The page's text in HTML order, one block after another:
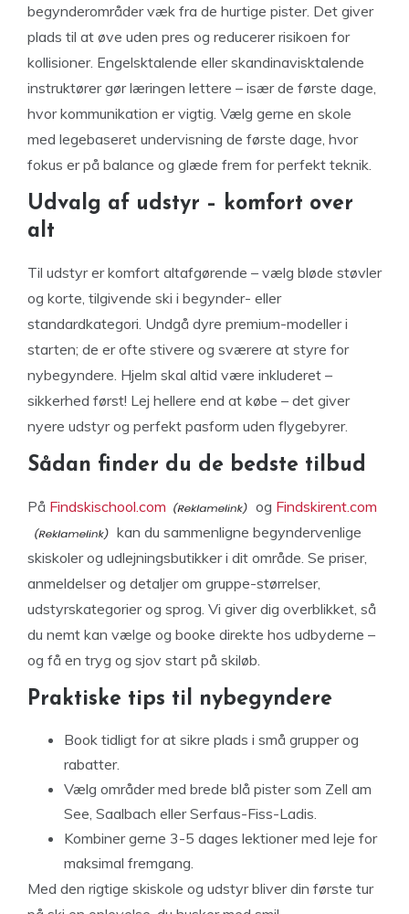
begynderområder væk fra de hurtige pister. Det giver
plads til at øve uden pres og reducerer risikoen for
kollisioner. Engelsktalende eller skandinavisktalende
instruktører gør læringen lettere – især de første dage,
hvor kommunikation er vigtig. Vælg gerne en skole
med legebaseret undervisning de første dage, hvor
fokus er på balance og glæde frem for perfekt teknik.
Udvalg af udstyr – komfort over
alt
Til udstyr er komfort altafgørende – vælg bløde støvler
og korte, tilgivende ski i begynder- eller
standardkategori. Undgå dyre premium-modeller i
starten; de er ofte stivere og sværere at styre for
nybegyndere. Hjelm skal altid være inkluderet –
sikkerhed først! Lej hellere end at købe – det giver
nyere udstyr og perfekt pasform uden flygebyrer.
Sådan finder du de bedste tilbud
På Findskischool.com og Findskirent.com
kan du sammenligne begyndervenlige
skiskoler og udlejningsbutikker i dit område. Se priser,
anmeldelser og detaljer om gruppe-størrelser,
udstyrskategorier og sprog. Vi giver dig overblikket, så
du nemt kan vælge og booke direkte hos udbyderne –
og få en tryg og sjov start på skiløb.
Praktiske tips til nybegyndere
Book tidligt for at sikre plads i små grupper og
rabatter.
Vælg områder med brede blå pister som Zell am
See, Saalbach eller Serfaus-Fiss-Ladis.
Kombiner gerne 3-5 dages lektioner med leje for
maksimal fremgang.
Med den rigtige skiskole og udstyr bliver din første tur